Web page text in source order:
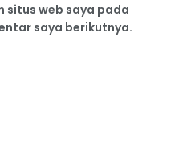
situs web saya pada
saya berikutnya.